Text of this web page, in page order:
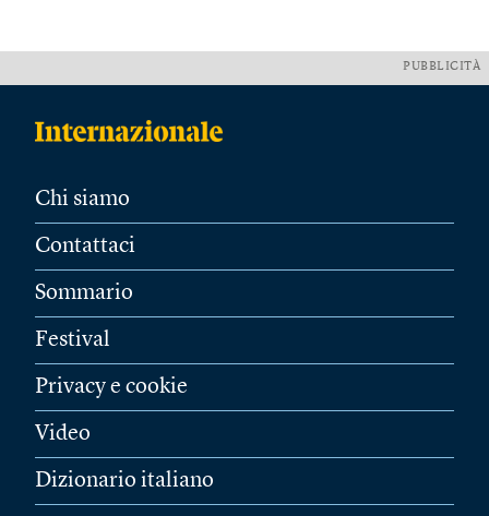
PUBBLICITÀ
Chi siamo
Contattaci
Sommario
Festival
Privacy e cookie
Video
Dizionario italiano